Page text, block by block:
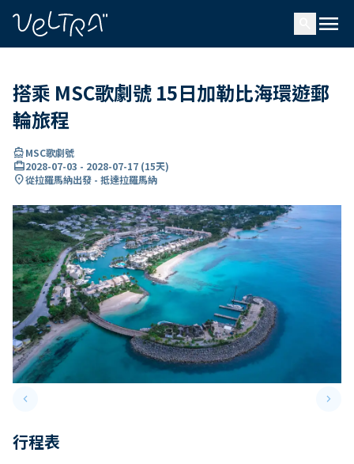
menu
搭乘 MSC歌劇號 15日加勒比海環遊郵
輪旅程
directions_boatMSC歌劇號
card_travel2028-07-03 - 2028-07-17 (15天)
location_on從拉羅馬納出發 - 抵達拉羅馬納
keyboard_arrow_leftPrevious slide keyboard_arrow_right
行程表